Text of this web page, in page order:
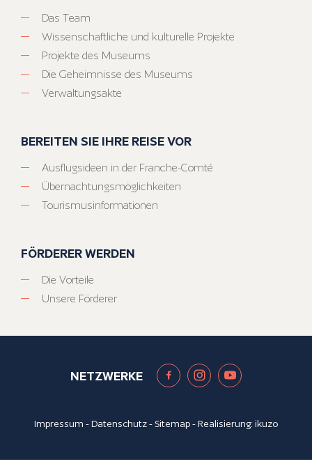
Das Team
Wissenschaftliche und kulturelle Projekte
Projekte des Museums
Die Geheimnisse des Museums
Verwaltungsakte
BEREITEN SIE IHRE REISE VOR
Ausflugsideen in der Franche-Comté
Übernachtungsmöglichkeiten
Tourismusinformationen
FÖRDERER WERDEN
Die Vorteile
Unsere Förderer
NETZWERKE
Impressum -Datenschutz- Sitemap- Realisierung:ikuzo